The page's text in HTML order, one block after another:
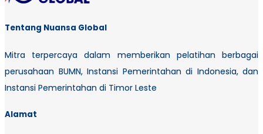
Tentang Nuansa Global
Mitra terpercaya dalam memberikan pelatihan berbagai
perusahaan BUMN, Instansi Pemerintahan di Indonesia, dan
Instansi Pemerintahan di Timor Leste
Alamat